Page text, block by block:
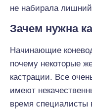
не набирала
Зачем нужна
Начинающие
почему некоторые
кастрации. Все
имеют
время специалисты